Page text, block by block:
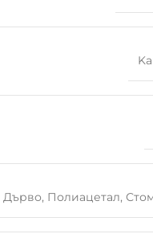
Дърво, Полиацетал,